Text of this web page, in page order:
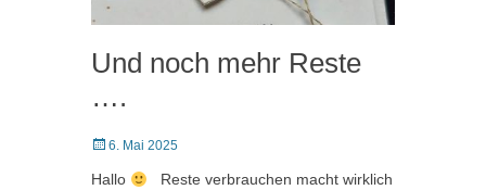
Und noch mehr Reste
….
Posted
6. Mai 2025
Hallo
Reste verbrauchen macht wirklich